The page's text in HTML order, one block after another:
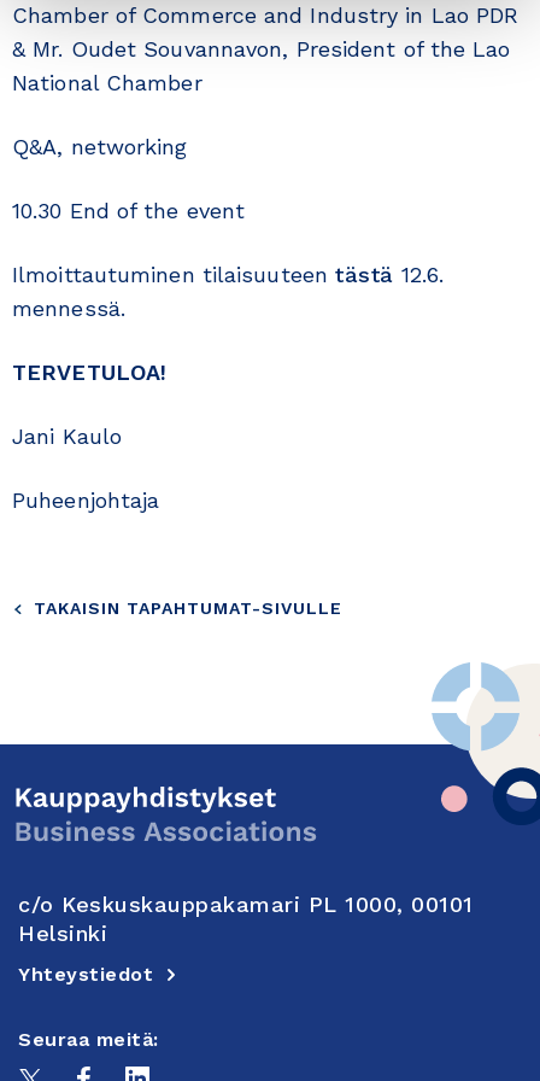
Chamber of Commerce and Industry in Lao PDR
& Mr. Oudet Souvannavon, President of the Lao
National Chamber
Q&A, networking
10.30 End of the event
Ilmoittautuminen tilaisuuteen tästä 12.6.
mennessä.
TERVETULOA!
Jani Kaulo
Puheenjohtaja
TAKAISIN TAPAHTUMAT-SIVULLE
c/o Keskuskauppakamari PL 1000, 00101
Helsinki
Yhteystiedot
Seuraa meitä: